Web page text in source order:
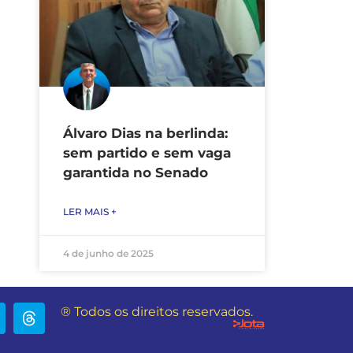
Álvaro Dias na berlinda:
sem partido e sem vaga
garantida no Senado
LER MAIS +
4 de junho de 2025
® Todos os direitos reservados.